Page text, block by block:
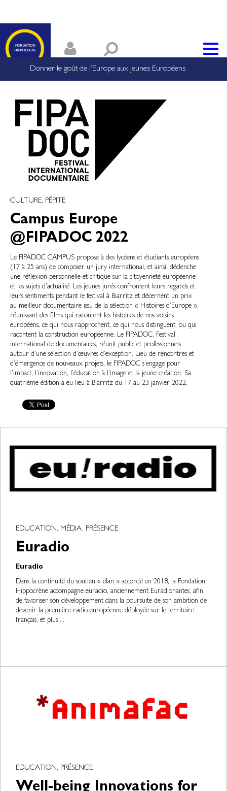
Donner le goût de l’Europe aux jeunes Européens
CULTURE, PÉPITE
Campus Europe
@FIPADOC 2022
Le FIPADOC CAMPUS propose à des lycéens et étudiants européens
(17 à 25 ans) de composer un jury international, et ainsi, déclenche
une réflexion personnelle et critique sur la citoyenneté européenne
et les sujets d’actualité. Les jeunes jurés confrontent leurs regards et
leurs sentiments pendant le festival à Biarritz et décernent un prix
au meilleur documentaire issu de la sélection « Histoires d’Europe »,
réunissant des films qui racontent les histoires de nos voisins
européens, ce qui nous rapprochent, ce qui nous distinguent, ou qui
racontent la construction européenne. Le FIPADOC, Festival
international de documentaires, réunit public et professionnels
autour d’une sélection d’œuvres d’exception. Lieu de rencontres et
d’émergence de nouveaux projets, le FIPADOC s’engage pour
l’impact, l’innovation, l’éducation à l’image et la jeune création. Sa
quatrième édition a eu lieu à Biarritz du 17 au 23 janvier 2022.
EDUCATION, MÉDIA, PRÉSENCE
Euradio
Euradio
Dans la continuité du soutien « élan » accordé en 2018, la Fondation
Hippocrène accompagne euradio, anciennement Euradionantes, afin
de favoriser son développement dans la poursuite de son ambition de
devenir la première radio européenne déployée sur le territoire
français, et plus ...
EDUCATION, PRÉSENCE
Well-being Innovations for